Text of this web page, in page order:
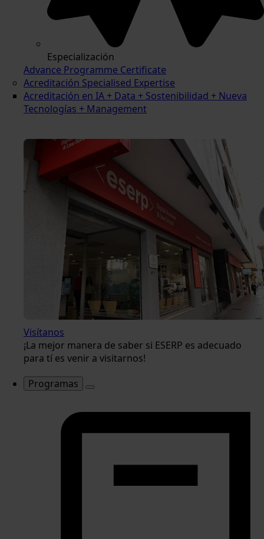
Especialización
Advance Programme Certificate
Acreditación Specialised Expertise
Acreditación en IA + Data + Sostenibilidad + Nueva
Tecnologías + Management
Visítanos
¡La mejor manera de saber si ESERP es adecuado
para tí es venir a visitarnos!
Programas